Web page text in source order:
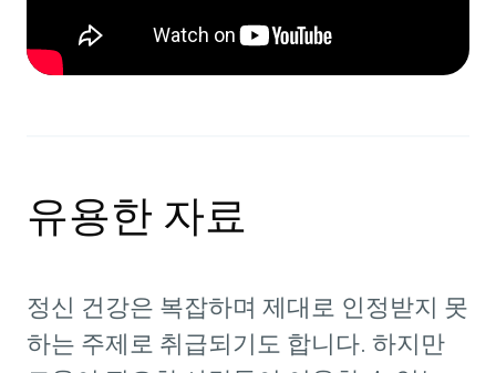
유용한 자료
정신 건강은 복잡하며 제대로 인정받지 못
하는 주제로 취급되기도 합니다. 하지만